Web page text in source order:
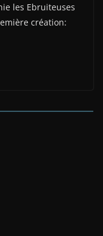
les Ebruiteuses
création: